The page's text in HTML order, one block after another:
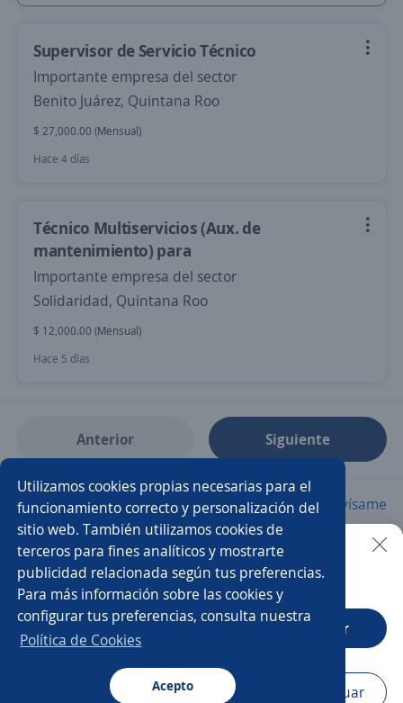
Utilizamos cookies propias necesarias para el
funcionamiento correcto y personalización del
sitio web. También utilizamos cookies de
terceros para fines analíticos y mostrarte
publicidad relacionada según tus preferencias.
Para más información sobre las cookies y
configurar tus preferencias, consulta nuestra
Política de Cookies
Acepto
Supervisor de Servicio Técnico
Importante empresa del sector
Benito Juárez, Quintana Roo
$ 27,000.00 (Mensual)
Hace 4 días
Técnico Multiservicios (Aux. de
mantenimiento) para
Importante empresa del sector
Solidaridad, Quintana Roo
$ 12,000.00 (Mensual)
Hace 5 días
Anterior Siguiente
Nuevas ofertas de empleo Avísame
Empleos similares
Automotriz Gerente de mantenimiento
Auxiliar de mantenimiento
Técnico/a de mantenimiento
Buscar es más fácil en la app
CT App Abrir
Navegador Continuar